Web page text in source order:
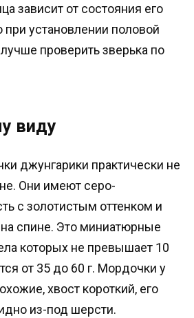
зависит от состояния его
установлении половой
проверить зверька по
виду
джунгарики практически не
Они имеют серо-
с золотистым оттенком и
спине. Это миниатюрные
которых не превышает 10
от 35 до 60 г. Мордочки у
хвост короткий, его
из-под шерсти.